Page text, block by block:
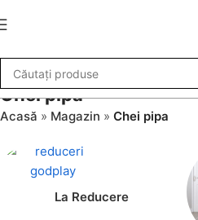
Chei pipa
Acasă » Magazin » Chei pipa
La Reducere